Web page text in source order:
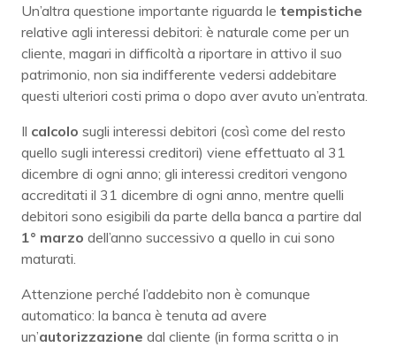
Un’altra questione importante riguarda le tempistiche
relative agli interessi debitori: è naturale come per un
cliente, magari in difficoltà a riportare in attivo il suo
patrimonio, non sia indifferente vedersi addebitare
questi ulteriori costi prima o dopo aver avuto un’entrata.
Il calcolo sugli interessi debitori (così come del resto
quello sugli interessi creditori) viene effettuato al 31
dicembre di ogni anno; gli interessi creditori vengono
accreditati il 31 dicembre di ogni anno, mentre quelli
debitori sono esigibili da parte della banca a partire dal
1° marzo dell’anno successivo a quello in cui sono
maturati.
Attenzione perché l’addebito non è comunque
automatico: la banca è tenuta ad avere
un’autorizzazione dal cliente (in forma scritta o in